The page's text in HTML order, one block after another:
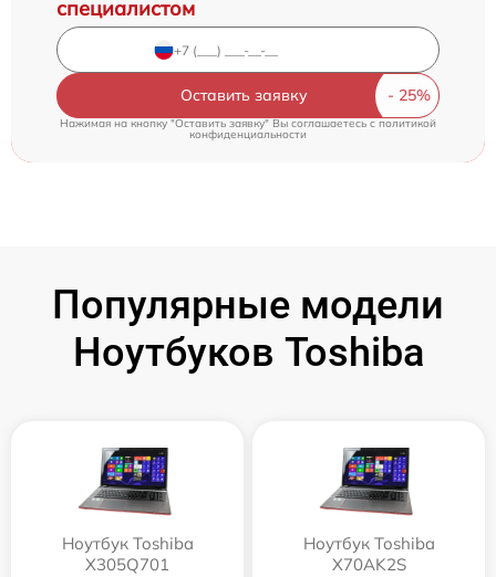
специалистом
Оставить заявку
Нажимая на кнопку "Оставить заявку" Вы соглашаетесь c политикой
конфиденциальности
Популярные модели
Ноутбуков Toshiba
Ноутбук Toshiba
X305Q701
Ноутбук Toshiba
X70AK2S